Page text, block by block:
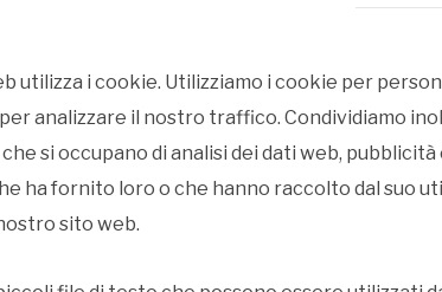
utilizza i cookie. Utilizziamo i cookie per
analizzare il nostro traffico. Condividiamo
si occupano di analisi dei dati web,
ha fornito loro o che hanno raccolto dal suo
sito web.